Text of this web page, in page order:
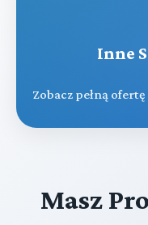
Inne
Zobacz pełną
Masz